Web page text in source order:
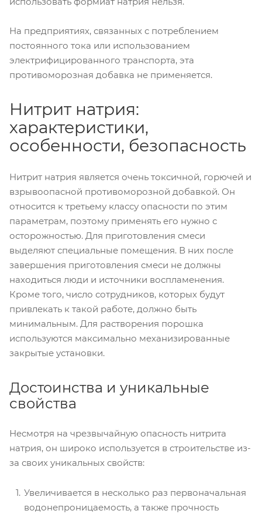
На предприятиях, связанных с потреблением
постоянного тока или использованием
электрифицированного транспорта, эта
противоморозная добавка не применяется.
Нитрит натрия:
характеристики,
особенности, безопасность
Нитрит натрия является очень токсичной, горючей и
взрывоопасной противоморозной добавкой. Он
относится к третьему классу опасности по этим
параметрам, поэтому применять его нужно с
осторожностью. Для приготовления смеси
выделяют специальные помещения. В них после
завершения приготовления смеси не должны
находиться люди и источники воспламенения.
Кроме того, число сотрудников, которых будут
привлекать к такой работе, должно быть
минимальным. Для растворения порошка
используются максимально механизированные
закрытые установки.
Достоинства и уникальные
свойства
Несмотря на чрезвычайную опасность нитрита
натрия, он широко используется в строительстве из-
за своих уникальных свойств:
Увеличивается в несколько раз первоначальная
водонепроницаемость, а также прочность